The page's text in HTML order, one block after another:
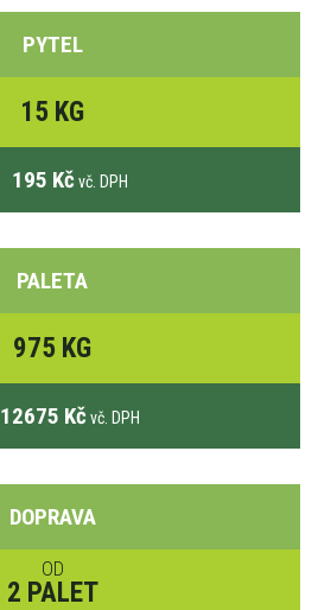
PYTEL
15 KG
195 Kč vč. DPH
PALETA
975 KG
12675 Kč vč. DPH
DOPRAVA
OD
2 PALET